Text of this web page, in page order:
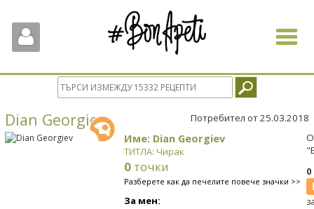
Toggle
Dian Georgiev Потребител от 25.03.2018
Име: Dian Georgiev
ТИТЛА: Чирак
0 точки
Разберете как да печелите повече значки >>
За мен: